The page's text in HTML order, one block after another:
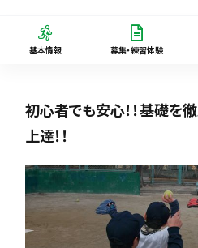
基本情報 募集・練習体験
初心者でも安心！！基礎を
上達！！